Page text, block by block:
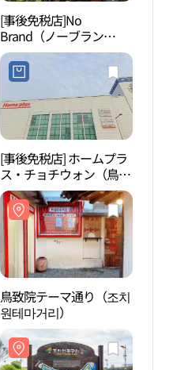
[事後免税店]No
Brand（ノーブラン
ド）・セジョンジョチウ
ォン（世宗鳥致院）店
(노브랜드 세종조치원점)
[事後免税店] ホームプラ
ス・チョチウォン（鳥致
院）店(홈플러스 조치원
점)
鳥致院テーマ通り（조치
원테마거리）